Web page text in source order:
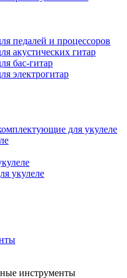
педалей и процессоров
акустических гитар
бас-гитар
электрогитар
для укулеле
укулеле
инструменты